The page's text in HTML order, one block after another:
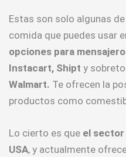
Estas son solo algunas
comida que puedes usar
opciones para
Instacart, Shipt y
Walmart. Te ofrecen la
productos como
Lo cierto es que el sector
USA, y actualmente